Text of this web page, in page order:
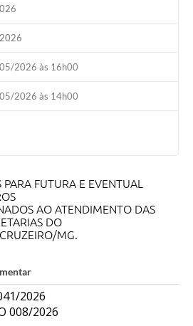
2026 às 16h00
2026 às 14h00
PARA FUTURA E EVENTUAL
AO ATENDIMENTO DAS
DO
MG.
2026
008/2026